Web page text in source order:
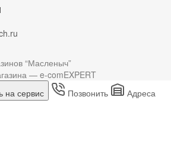
“Масленыч”
— e-comEXPERT
на сервис Позвонить Адреса